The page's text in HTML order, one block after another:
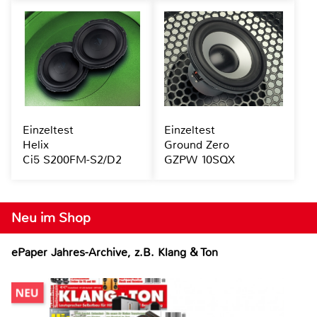
Neu im Shop
ePaper Jahres-Archive, z.B. Klang & Ton
Einzeltest
Helix
Ci5 S200FM-S2/D2
Einzeltest
Ground Zero
GZPW 10SQX